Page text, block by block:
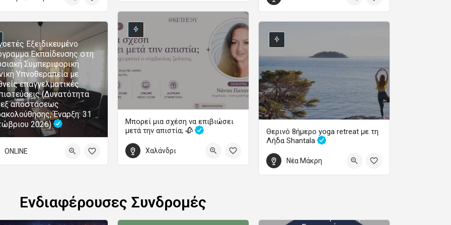
2026 00:00 - 31 Μαΐου 2027 00:00
3 Σεπτεμβρίου 2026 19:00 - 21:00
Μπορεί μια σχέση να επιβιώσει
μετά την απιστία; 🥀
5 Σεπτεμβρίου 2026 18:00 - 20:00
Χαλάνδρι
Εξειδικευμένο
Εκπαίδευσης στη
Συμπεριφορική
Υπνοθεραπεία με
επαγγελματικές
(Δυνατότητα
εξ αποστάσεως
Έναρξη: 31
2026)
ONLINE
Θερινό 8ήμερο yoga retreat με τη
Λήδα Shantala
22 Αυγούστου 2026 18:00 - 30 Αυγούστου 2026 11:00
Νέα Μάκρη
Ενδιαφέρουσες Συνδρομές
Μονοετής Διεθνώς
Πιστοποιημένη
Επαγγελματική